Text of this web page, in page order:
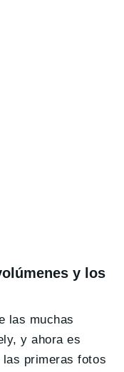
y los
las muchas
y ahora es
primeras fotos